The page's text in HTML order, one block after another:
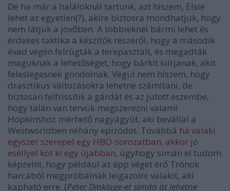
De ha már a haláloknál tartunk, azt hiszem, Elsie
lehet az egyetlen(?), akire biztosra mondhatjuk, hogy
nem látjuk a jövőben. A többieknél bármi lehet és
érdekes taktika a készítők részéről, hogy a második
évad végén felrúgták a terepasztalt, és megadták
maguknak a lehetőséget, hogy bárkit kiírjanak, akit
feleslegesnek gondolnak. Végül nem hiszem, hogy
drasztikus változásokra lehetne számítani, de
biztosan felfrissítik a gárdát és az jutott eszembe,
hogy talán van tervük megszerezni valami
Hopkinshoz mérhető nagyágyút, aki bevállal a
Westworldben néhány epizódot. Továbbá ha valaki
egyszer szerepel egy HBO-sorozatban, akkor jó
eséllyel köt ki egy újabban, úgyhogy simán el tudom
képzelni, hogy például az épp véget érő Trónok
harcából megpróbálnak leigazolni valakit, aki
kapható erre. (Peter Dinklage-et simán át lehetne